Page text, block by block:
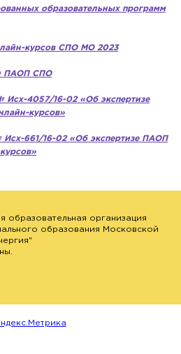
образовательных программ
курсов СПО МО 2023
ПАОП СПО
4057/16-02 «Об экспертизе
курсов»
661/16-02 «Об экспертизе ПАОП
образовательная организация
образования Московской